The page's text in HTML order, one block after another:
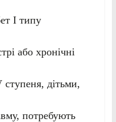
I типу
або хронічні
дітьми,
потребують